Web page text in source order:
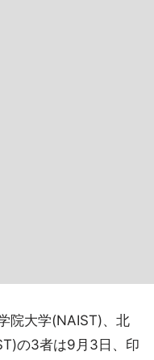
院大学(NAIST)、北
の3者は9月3日、印